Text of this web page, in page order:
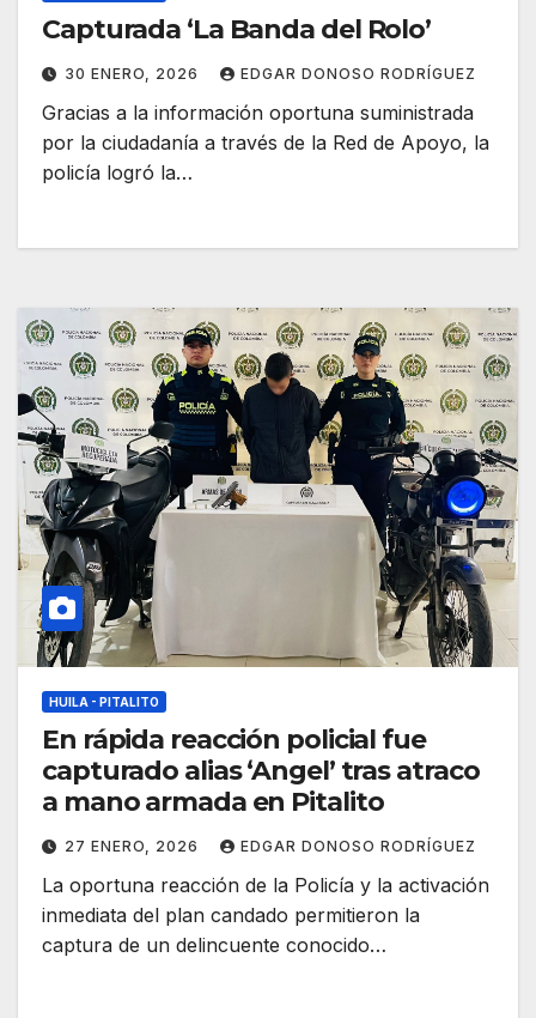
Capturada ‘La Banda del Rolo’
30 ENERO, 2026 EDGAR DONOSO RODRÍGUEZ
Gracias a la información oportuna suministrada
por la ciudadanía a través de la Red de Apoyo, la
policía logró la…
HUILA - PITALITO
En rápida reacción policial fue
capturado alias ‘Angel’ tras atraco
a mano armada en Pitalito
27 ENERO, 2026 EDGAR DONOSO RODRÍGUEZ
La oportuna reacción de la Policía y la activación
inmediata del plan candado permitieron la
captura de un delincuente conocido…